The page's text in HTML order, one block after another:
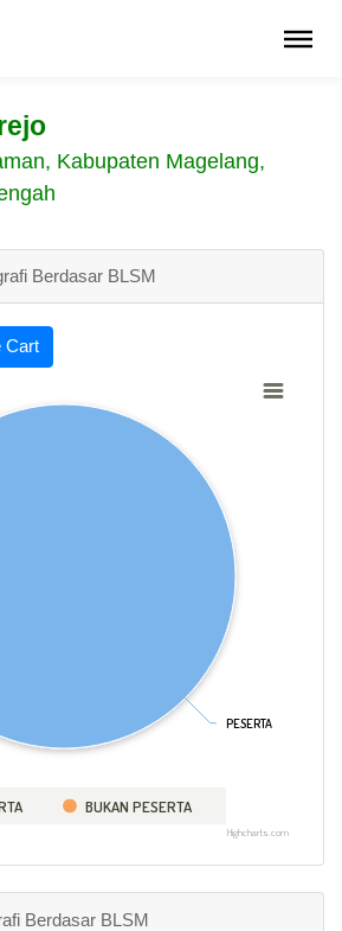
Kabupaten Magelang,
Berdasar BLSM
Cart
PESERTA
PESERTA
BUKAN PESERTA
Highcharts.com
Berdasar BLSM